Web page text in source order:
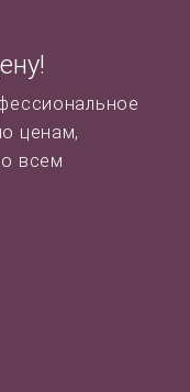
ценам,
всем